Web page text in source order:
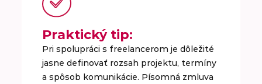
Praktický tip:
Pri spolupráci s freelancerom je dôležité
jasne definovať rozsah projektu, termíny
a spôsob komunikácie. Písomná zmluva